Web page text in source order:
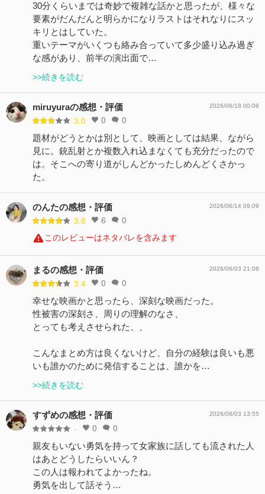
30分くらいまでは奇妙で複雑な話かと思ったが、様々な
要素がだんだんと明らかになりラストはそれなりにスッ
キリとはしていた。
重いテーマがいくつも絡み合っていて多少盛り込み過ぎ
な感があり、前半の演出面で…
>>続きを読む
miruyuraの感想・評価
3.0 0 0
2026/06/18 00:08
題材がどうとかは別として、映画としては結果、ながら
見に。銃乱射とか複数入れ込まなくても充分だったので
は。そこへの寄り道がしんどかったしめんどくさかっ
た。
のんたの感想・評価
3.8 6 0
2026/06/14 09:09
このレビューはネタバレを含みます
まるの感想・評価
3.4 0 0
2026/06/03 21:08
幸せな映画かと思ったら、深刻な映画だった。
性被害の深刻さ、周りの理解のなさ、
とっても考えさせられた、、
こんなまとめ方は良くないけど、自分の経験は良いも悪
いも誰かのために発信することは、誰かを…
>>続きを読む
すずめの感想・評価
- 0 0
2026/06/03 13:55
親友もいない勇気を持って女家族に話しても流された人
はあとどうしたらいいん？
この人は報われてよかったね。
勇気を出して話そう…